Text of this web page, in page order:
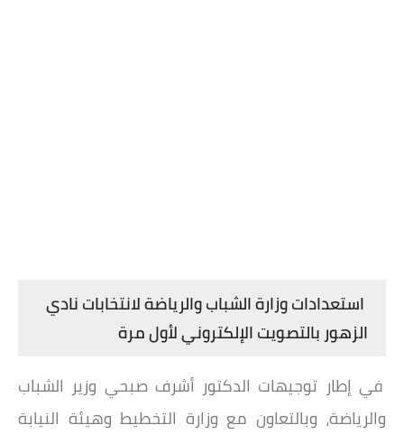
استعدادات وزارة الشباب والرياضة لانتخابات نادي
الزهور بالتصويت الإلكتروني لأول مرة
في إطار توجيهات الدكتور أشرف صبحي وزير الشباب
والرياضة، وبالتعاون مع وزارة التخطيط وهيئة النيابة